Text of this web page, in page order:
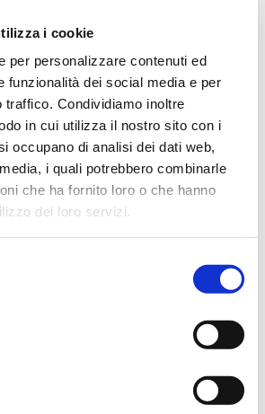
i cookie
per personalizzare contenuti ed
funzionalità dei social media e per
traffico. Condividiamo inoltre
in cui utilizza il nostro sito con i
occupano di analisi dei dati web,
i quali potrebbero combinarle
che ha fornito loro o che hanno
dei loro servizi.
POLYTRIL FLEX
NERO